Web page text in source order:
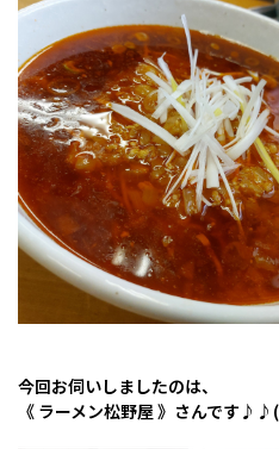
今回お伺いしましたのは、